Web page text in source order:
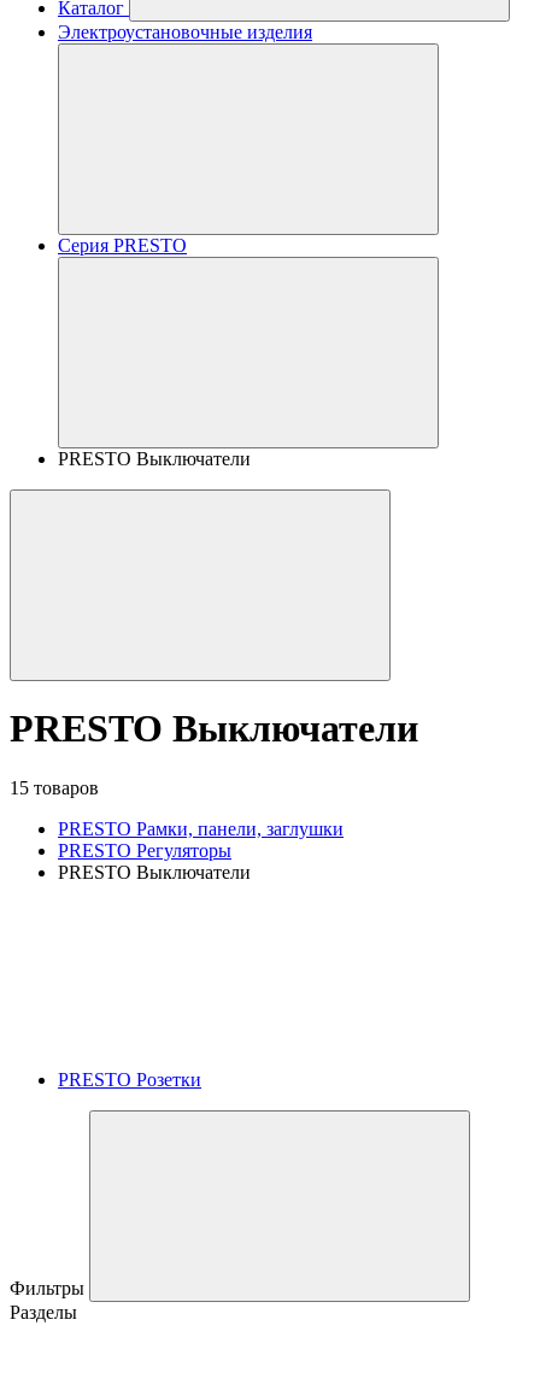
Каталог
Электроустановочные изделия
Серия PRESTO
PRESTO Выключатели
PRESTO Выключатели
15 товаров
PRESTO Рамки, панели, заглушки
PRESTO Регуляторы
PRESTO Выключатели
PRESTO Розетки
Фильтры
Разделы